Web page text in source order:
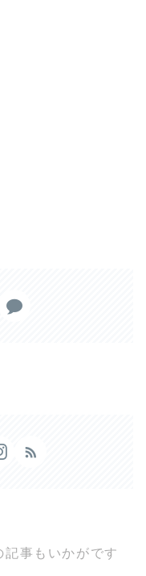
記事もいかがです